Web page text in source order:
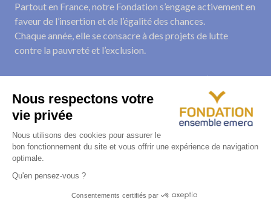
Partout en France, notre Fondation s’engage activement en
faveur de l’insertion et de l’égalité des chances.
Chaque année, elle se consacre à des projets de lutte
contre la pauvreté et l’exclusion.
Grâce à vos dons, nous pouvons soutenir plus d’actions et
développer d’autres projets d’envergure.
Ces dons permettent ainsi de contribuer au mieux-être de
personnes défavorisées tout en bénéficiant d’une
réduction d’impôts.